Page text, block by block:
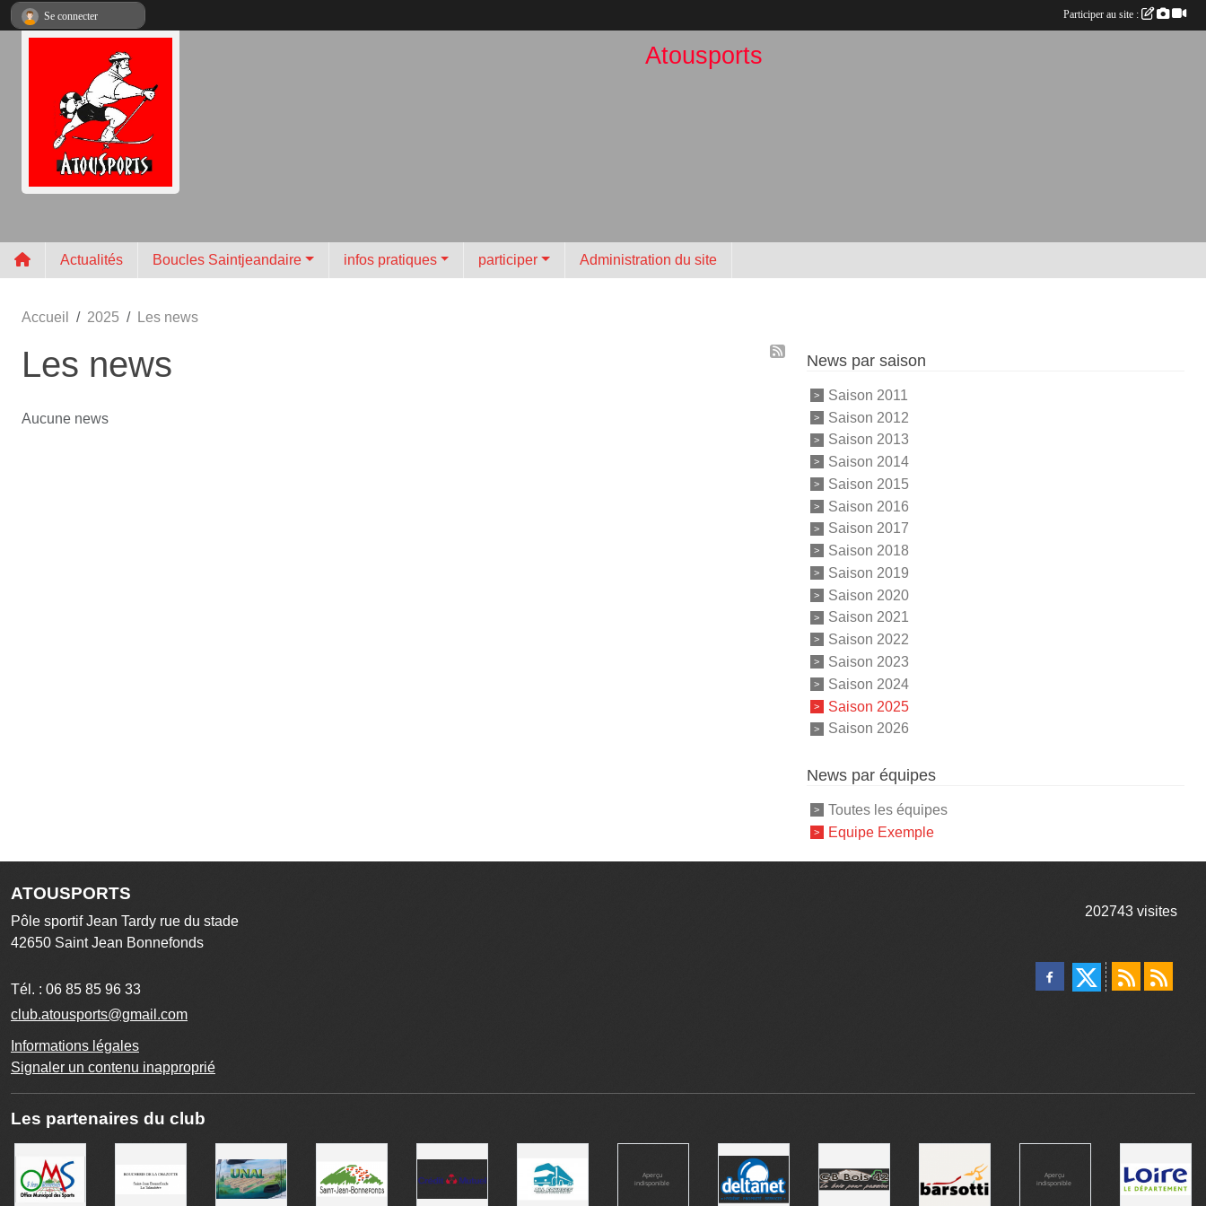
Atousports
Actualités Boucles Saintjeandaire infos pratiques participer Administration du site
Accueil 2025 Les news
Les news
Aucune news
News par saison
Saison 2011
Saison 2012
Saison 2013
Saison 2014
Saison 2015
Saison 2016
Saison 2017
Saison 2018
Saison 2019
Saison 2020
Saison 2021
Saison 2022
Saison 2023
Saison 2024
Saison 2025
Saison 2026
News par équipes
Toutes les équipes
Equipe Exemple
ATOUSPORTS
Pôle sportif Jean Tardy rue du stade
42650 Saint Jean Bonnefonds
Tél. : 06 85 85 96 33
club.atousports@gmail.com
Informations légales
Signaler un contenu inapproprié
202743 visites
Les partenaires du club
Se connecter Participer au site :
Panneau de gestion des cookies